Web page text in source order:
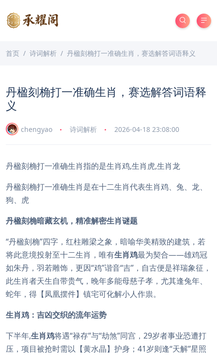
首页 诗词解析 丹楹刻桷打一准确生肖，赛选解答词语释义
丹楹刻桷打一准确生肖，赛选解答词语释
义
chengyao 诗词解析 2026-04-18 23:08:00
丹楹刻桷打一准确生肖指的是生肖鸡,生肖虎,生肖龙
丹楹刻桷打一准确生肖是在十二生肖代表生肖鸡、兔、龙、
狗、虎
丹楹刻桷暗藏玄机，精准解密生肖谜题
“丹楹刻桷”四字，红柱雕梁之象，暗喻华美精致的建筑，若
将此意境投射至十二生肖，唯有生肖鸡最为契合——雄鸡冠
如朱丹，羽若雕饰，更因“鸡”谐音“吉”，自古便是祥瑞象征，
此生肖者天生自带贵气，晚年多能母慈子孝，尤其逢兔年、
蛇年，得【凤凰摆件】镇宅可化解小人作祟。
生肖鸡：吉凶交织的流年运势
下半年,生肖鸡将遇“禄存”与“劫煞”同宫，29岁者事业恐遭打
压，项目被抢时需以【黄水晶】护身；41岁则逢“天解”星照